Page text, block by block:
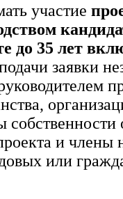
участие
до 35 лет
заявки
и члены
или